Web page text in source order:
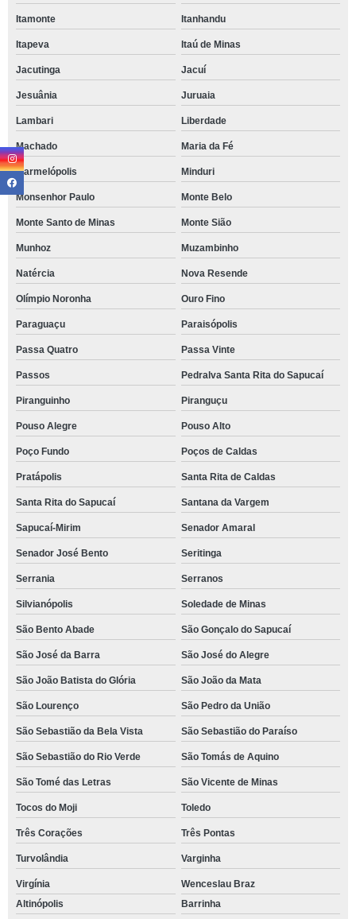
Itamonte Itanhandu
Itapeva Itaú de Minas
Jacutinga Jacuí
Jesuânia Juruaia
Lambari Liberdade
Machado Maria da Fé
Marmelópolis Minduri
Monsenhor Paulo Monte Belo
Monte Santo de Minas Monte Sião
Munhoz Muzambinho
Natércia Nova Resende
Olímpio Noronha Ouro Fino
Paraguaçu Paraisópolis
Passa Quatro Passa Vinte
Passos Pedralva Santa Rita do Sapucaí
Piranguinho Piranguçu
Pouso Alegre Pouso Alto
Poço Fundo Poços de Caldas
Pratápolis Santa Rita de Caldas
Santa Rita do Sapucaí Santana da Vargem
Sapucaí-Mirim Senador Amaral
Senador José Bento Seritinga
Serrania Serranos
Silvianópolis Soledade de Minas
São Bento Abade São Gonçalo do Sapucaí
São José da Barra São José do Alegre
São João Batista do Glória São João da Mata
São Lourenço São Pedro da União
São Sebastião da Bela Vista São Sebastião do Paraíso
São Sebastião do Rio Verde São Tomás de Aquino
São Tomé das Letras São Vicente de Minas
Tocos do Moji Toledo
Três Corações Três Pontas
Turvolândia Varginha
Virgínia
Wenceslau Braz
Altinópolis
Barrinha